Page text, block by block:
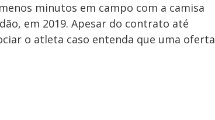
minutos em campo com a camisa
em 2019. Apesar do contrato até
o atleta caso entenda que uma oferta